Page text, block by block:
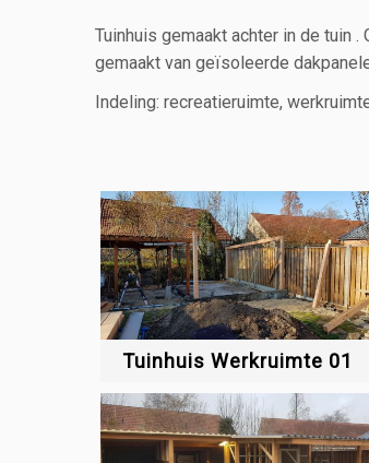
Tuinhuis gemaakt achter in de tuin
gemaakt van geïsoleerde
Indeling: recreatieruimte,
Tuinhuis Werkruimte 01